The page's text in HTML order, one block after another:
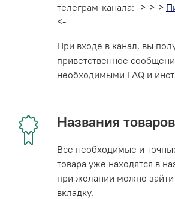
телеграм-канала: ->->->
<-
При входе в канал, вы
приветственное
необходимыми FAQ и
Названия товаров
Все необходимые и
товара уже находятся в
при желании можно
вкладку.